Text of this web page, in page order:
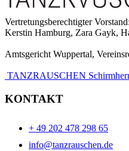
Vertretungsberechtigter Vorstand:
Kerstin Hamburg, Zara Gayk,
Amtsgericht Wuppertal,
TANZRAUSCHEN
KONTAKT
+ 49 202 478 298 65
info@tanzrauschen.de